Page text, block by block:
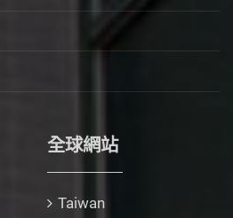
全球網站
Taiwan